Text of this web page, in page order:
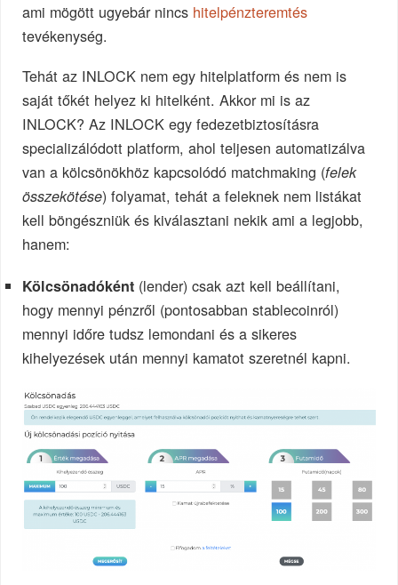
ami mögött ugyebár nincs hitelpénzteremtés
tevékenység.
Tehát az INLOCK nem egy hitelplatform és nem is
saját tőkét helyez ki hitelként. Akkor mi is az
INLOCK? Az INLOCK egy fedezetbiztosításra
specializálódott platform, ahol teljesen automatizálva
van a kölcsönökhöz kapcsolódó matchmaking (felek
összekötése) folyamat, tehát a feleknek nem listákat
kell böngészniük és kiválasztani nekik ami a legjobb,
hanem:
Kölcsönadóként (lender) csak azt kell beállítani,
hogy mennyi pénzről (pontosabban stablecoinról)
mennyi időre tudsz lemondani és a sikeres
kihelyezések után mennyi kamatot szeretnél kapni.